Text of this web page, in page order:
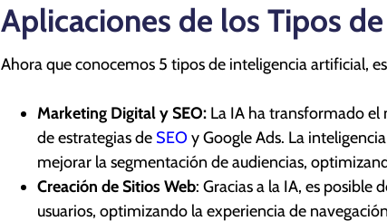
Aplicaciones de los Tipos
Ahora que conocemos 5 tipos de inteligencia artificial,
Marketing Digital y SEO: La IA ha transformado
de estrategias de SEOy Google Ads. La
mejorar la segmentación de audiencias,
Creación de Sitios Web: Gracias a la IA, es posible
usuarios, optimizando la experiencia de